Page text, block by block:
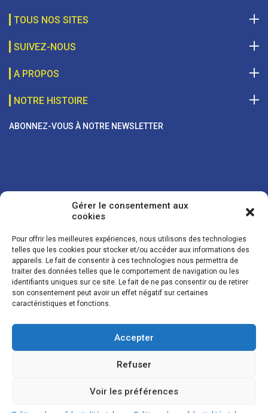
Gérer le consentement aux
cookies
Pour offrir les meilleures expériences, nous utilisons des technologies
telles que les cookies pour stocker et/ou accéder aux informations des
appareils. Le fait de consentir à ces technologies nous permettra de
traiter des données telles que le comportement de navigation ou les
identifiants uniques sur ce site. Le fait de ne pas consentir ou de retirer
son consentement peut avoir un effet négatif sur certaines
caractéristiques et fonctions.
Accepter
Refuser
Voir les préférences
TOUS NOS SITES
SUIVEZ-NOUS
A PROPOS
NOTRE HISTOIRE
ABONNEZ-VOUS À NOTRE NEWSLETTER
Vos coordonnées sont uniquement utilisées pour vous envoyer des
lettres d'information sur nos activités. Vous pouvez à tout moment
utiliser le lien de désinscription figurant dans la lettre d'information.
© LES NOUVELLES DE LA BOULANGERIE - Tous droits réservés - Réalisation :
Josh Digital
Mentions légales